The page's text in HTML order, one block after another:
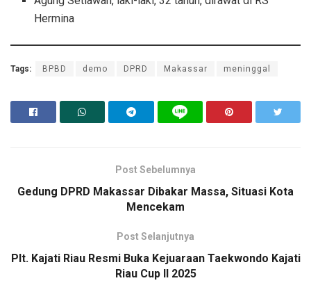
Hermina
Tags: BPBD demo DPRD Makassar meninggal
Post Sebelumnya
Gedung DPRD Makassar Dibakar Massa, Situasi Kota
Mencekam
Post Selanjutnya
Plt. Kajati Riau Resmi Buka Kejuaraan Taekwondo Kajati
Riau Cup II 2025